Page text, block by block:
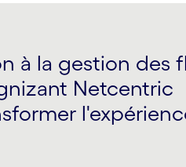
à la gestion des
Netcentric